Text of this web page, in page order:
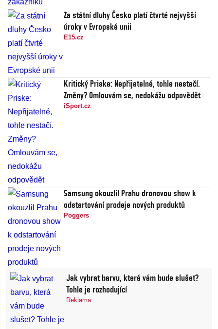
Za státní dluhy Česko platí čtvrté nejvyšší
úroky v Evropské unii
E15.cz
Kritický Priske: Nepřijatelné, tohle nestačí.
Změny? Omlouvám se, nedokážu odpovědět
iSport.cz
Samsung okouzlil Prahu dronovou show k
odstartování prodeje nových produktů
Poggers
Jak vybrat barvu, která vám bude slušet?
Tohle je rozhodující
Reklama